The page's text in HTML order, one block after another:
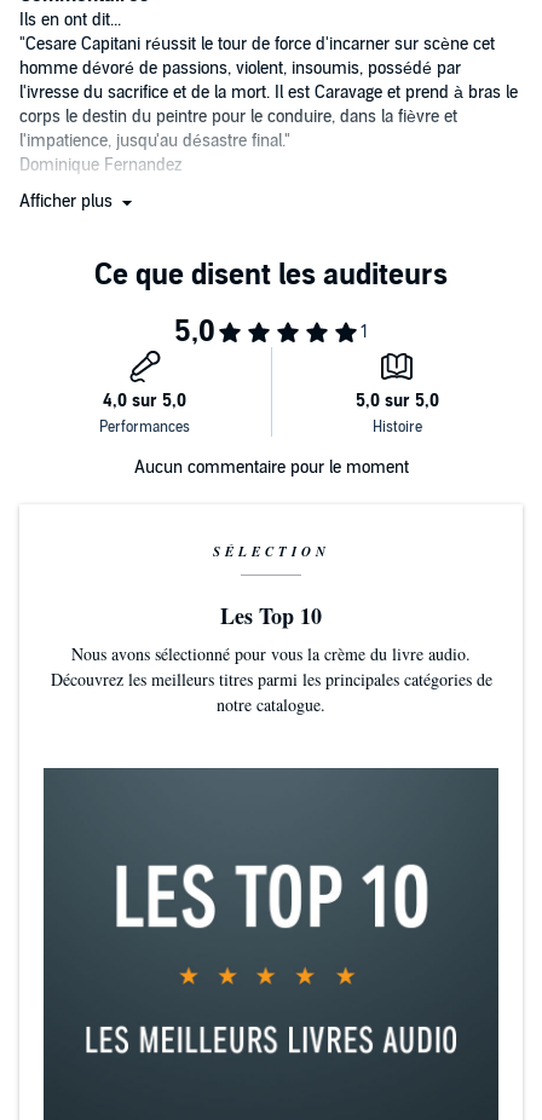
Ils en ont dit...
"Cesare Capitani réussit le tour de force d'incarner sur scène cet
homme dévoré de passions, violent, insoumis, possédé par
l'ivresse du sacrifice et de la mort. Il est Caravage et prend à bras le
corps le destin du peintre pour le conduire, dans la fièvre et
l'impatience, jusqu'au désastre final."
Dominique Fernandez
La presse en parle :
"Un spectacle de toute beauté, aussi sensuel que révolté. On jurerait
que l'un des tableaux du maître vient de prendre vie sous nos
yeux... À voir absolument."
"Un de ces moments d'émotion qu'offre rarement le théâtre."
"Cesare Capitani, acteur franco-italien de première force, a tiré du
roman un spectacle à sa hauteur. Un spectacle d'une beauté
Afficher plus
Aucun commentaire pour le moment
SÉLECTION
Les Top 10
Nous avons sélectionné pour vous la crème du livre audio.
Découvrez les meilleurs titres parmi les principales catégories de
notre catalogue.